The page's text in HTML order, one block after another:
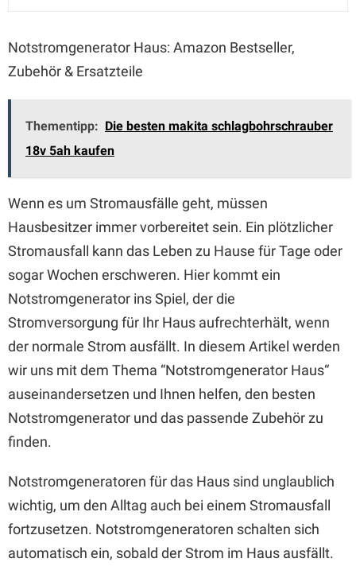
Notstromgenerator Haus: Amazon Bestseller,
Zubehör & Ersatzteile
Thementipp: Die besten makita schlagbohrschrauber
18v 5ah kaufen
Wenn es um Stromausfälle geht, müssen
Hausbesitzer immer vorbereitet sein. Ein plötzlicher
Stromausfall kann das Leben zu Hause für Tage oder
sogar Wochen erschweren. Hier kommt ein
Notstromgenerator ins Spiel, der die
Stromversorgung für Ihr Haus aufrechterhält, wenn
der normale Strom ausfällt. In diesem Artikel werden
wir uns mit dem Thema “Notstromgenerator Haus“
auseinandersetzen und Ihnen helfen, den besten
Notstromgenerator und das passende Zubehör zu
finden.
Notstromgeneratoren für das Haus sind unglaublich
wichtig, um den Alltag auch bei einem Stromausfall
fortzusetzen. Notstromgeneratoren schalten sich
automatisch ein, sobald der Strom im Haus ausfällt.